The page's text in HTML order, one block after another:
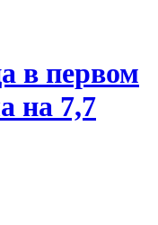
в первом
на 7,7